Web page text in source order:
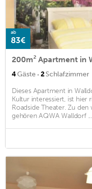
ab
83€
200m² Apartment in
4Gäste · 2Schlafzimmer
Dieses Apartment in
Kultur interessiert, ist
Roadside Theater. Zu
gehören AQWA Walldorf ...